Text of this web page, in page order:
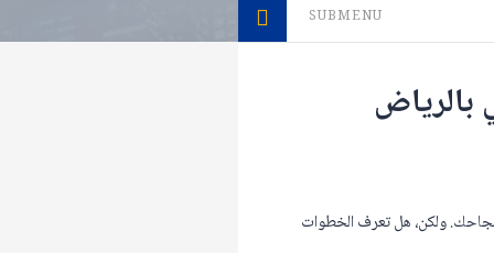
SUBMENU
ولكن، هل تعرف الخطوات